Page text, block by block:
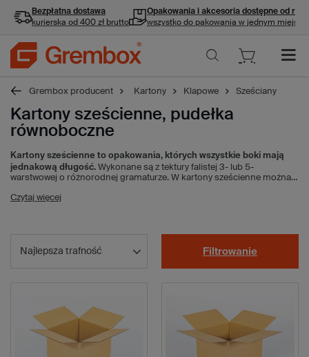
Bezpłatna dostawa
kurierska od 400 zł brutto
Opakowania i akcesoria dostępne od ręki
wszystko do pakowania w jednym miejscu
Grembox producent Kartony Klapowe Sześciany
Kartony sześcienne, pudełka
równoboczne
Kartony sześcienne to opakowania, których wszystkie boki mają
jednakową długość. Wykonane są z tektury falistej 3- lub 5-
warstwowej o różnorodnej gramaturze. W kartony sześcienne można
grubość tektury do wagi przesyłki. Kartony te stosowane są głównie
Dostępne są w paczkach po 20 i 10 sztuk, a także w ilościach
hurtowych, wysyłane na paletach.
Czytaj więcej
Najlepsza trafność Filtrowanie